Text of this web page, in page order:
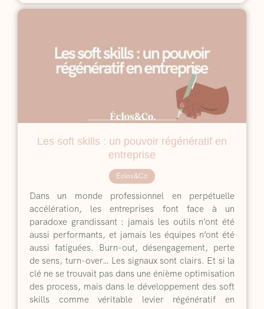
Les soft skills : un pouvoir régénératif en
entreprise
Éclos&Co
Dans un monde professionnel en perpétuelle
accélération, les entreprises font face à un
paradoxe grandissant : jamais les outils n’ont été
aussi performants, et jamais les équipes n’ont été
aussi fatiguées. Burn-out, désengagement, perte
de sens, turn-over… Les signaux sont clairs. Et si la
clé ne se trouvait pas dans une énième optimisation
des process, mais dans le développement des soft
skills comme véritable levier régénératif en